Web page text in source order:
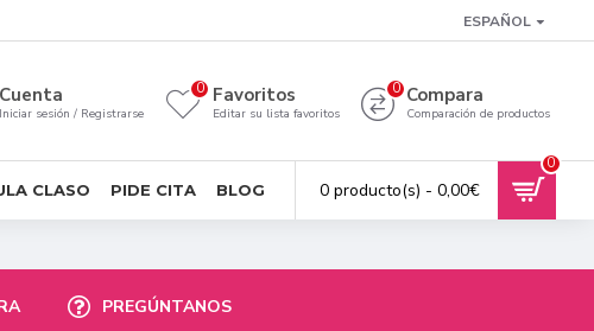
ESPAÑOL
Cuenta
Iniciar sesión / Registrarse
Favoritos
Editar su lista favoritos
0 Compara
Comparación de productos
0
CLASO PIDE CITA BLOG 0 producto(s) - 0,00€
0
PREGÚNTANOS